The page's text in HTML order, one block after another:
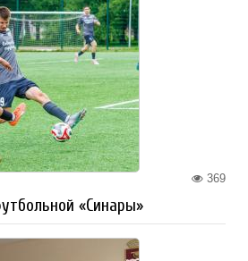
369
«Синары»